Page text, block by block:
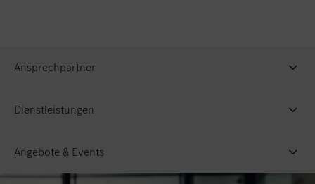
Ansprechpartner
Dienstleistungen
Angebote & Events